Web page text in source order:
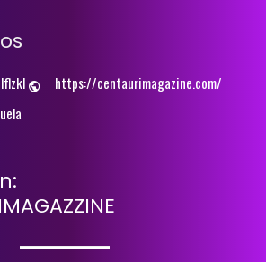
https://centaurimagazine.com/